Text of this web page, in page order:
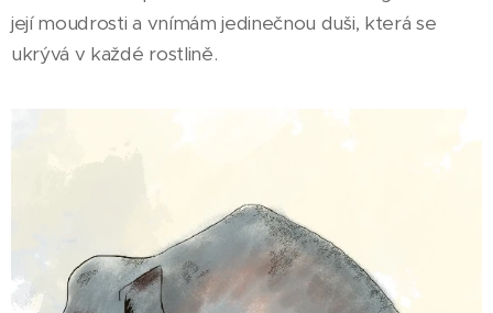
její moudrosti a vnímám jedinečnou duši, která se
ukrývá v každé rostlině.